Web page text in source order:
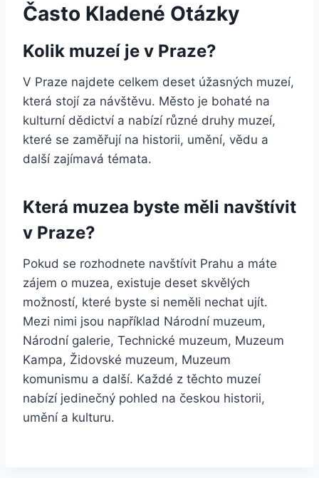
Často Kladené Otázky
Kolik muzeí je v Praze?
V Praze najdete celkem deset úžasných muzeí,
která stojí za návštěvu. Město je bohaté na
kulturní dědictví a nabízí různé druhy muzeí,
které se zaměřují na historii, umění, vědu a
další zajímavá témata.
Která muzea byste měli navštívit
v Praze?
Pokud se rozhodnete navštívit Prahu a máte
zájem o muzea, existuje deset skvělých
možností, které byste si neměli nechat ujít.
Mezi nimi jsou například Národní muzeum,
Národní galerie, Technické muzeum, Muzeum
Kampa, Židovské muzeum, Muzeum
komunismu a další. Každé z těchto muzeí
nabízí jedinečný pohled na českou historii,
umění a kulturu.